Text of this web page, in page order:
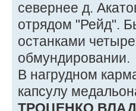
севернее д.
отрядом "Рейд".
останками
обмундировании.
В нагрудном
капсулу